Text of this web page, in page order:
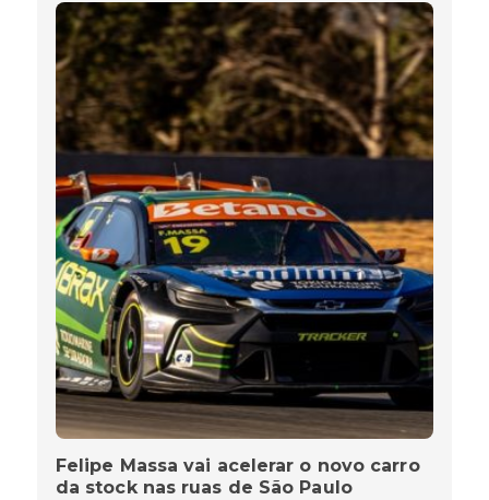
Felipe Massa vai acelerar o novo carro
da stock nas ruas de São Paulo